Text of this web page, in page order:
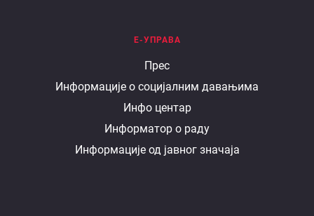
Е-УПРАВА
Прес
Информације о социјалним давањима
Инфо центар
Информатор о раду
Информације од јавног значаја